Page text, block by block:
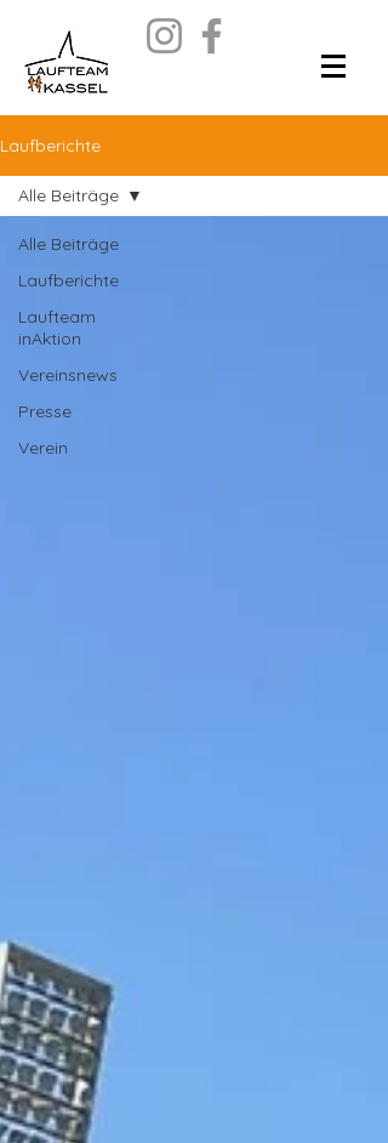
Laufberichte
Alle Beiträge
Laufberichte
Laufteam
inAktion
Vereinsnews
Presse
Verein
Alle Beiträge